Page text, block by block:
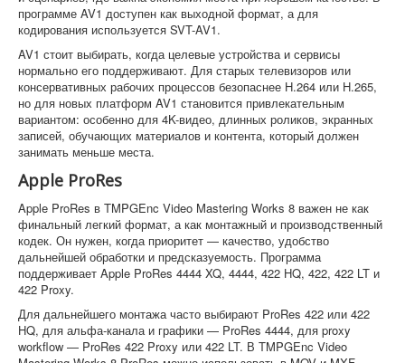
программе AV1 доступен как выходной формат, а для
кодирования используется SVT-AV1.
AV1 стоит выбирать, когда целевые устройства и сервисы
нормально его поддерживают. Для старых телевизоров или
консервативных рабочих процессов безопаснее H.264 или H.265,
но для новых платформ AV1 становится привлекательным
вариантом: особенно для 4K-видео, длинных роликов, экранных
записей, обучающих материалов и контента, который должен
занимать меньше места.
Apple ProRes
Apple ProRes в TMPGEnc Video Mastering Works 8 важен не как
финальный легкий формат, а как монтажный и производственный
кодек. Он нужен, когда приоритет — качество, удобство
дальнейшей обработки и предсказуемость. Программа
поддерживает Apple ProRes 4444 XQ, 4444, 422 HQ, 422, 422 LT и
422 Proxy.
Для дальнейшего монтажа часто выбирают ProRes 422 или 422
HQ, для альфа-канала и графики — ProRes 4444, для proxy
workflow — ProRes 422 Proxy или 422 LT. В TMPGEnc Video